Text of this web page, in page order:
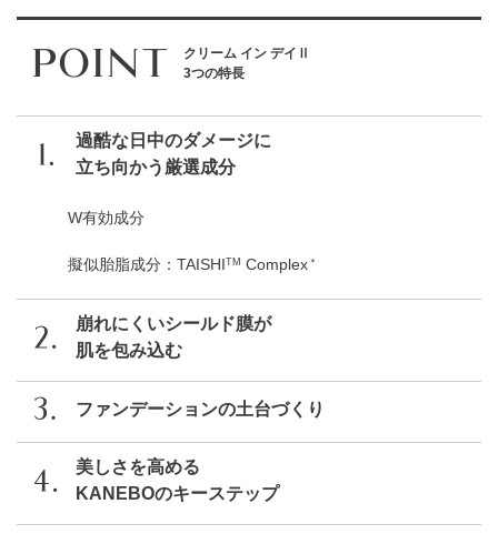
クリーム イン デイⅡ
3つの特長
過酷な日中のダメージに
立ち向かう厳選成分
W有効成分
擬似胎脂成分：TAISHITM Complex ＊
崩れにくいシールド膜が
肌を包み込む
ファンデーションの土台づくり
美しさを高める
KANEBOのキーステップ